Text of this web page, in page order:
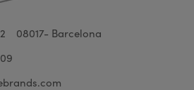
08017- Barcelona